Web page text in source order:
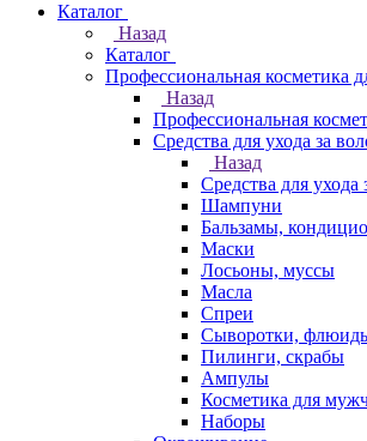
Каталог
Назад
Каталог
Профессиональная косметика
Назад
Профессиональная
Средства для ухода за
Назад
Средства для ухода
Шампуни
Бальзамы,
Маски
Лосьоны, муссы
Масла
Спреи
Сыворотки,
Пилинги, скрабы
Ампулы
Косметика для
Наборы